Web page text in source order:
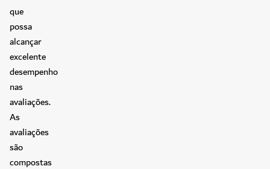
que
possa
alcançar
excelente
desempenho
nas
avaliações.
As
avaliações
são
compostas